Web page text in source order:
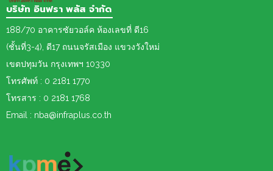
บริษัท อินฟรา พลัส จำกัด
188/70 อาคารซัยวอล์ค ห้องเลขที่ ดี16
(ชั้นที่3-4), ดี17 ถนนจรัสเมือง แขวงวังใหม่
เขตปทุมวัน กรุงเทพฯ 10330
โทรศัพท์ : 0 2181 1770
โทรสาร : 0 2181 1768
Email : nba@infraplus.co.th